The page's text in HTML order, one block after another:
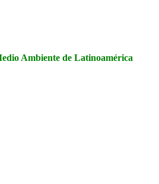
Ambiente de Latinoamérica